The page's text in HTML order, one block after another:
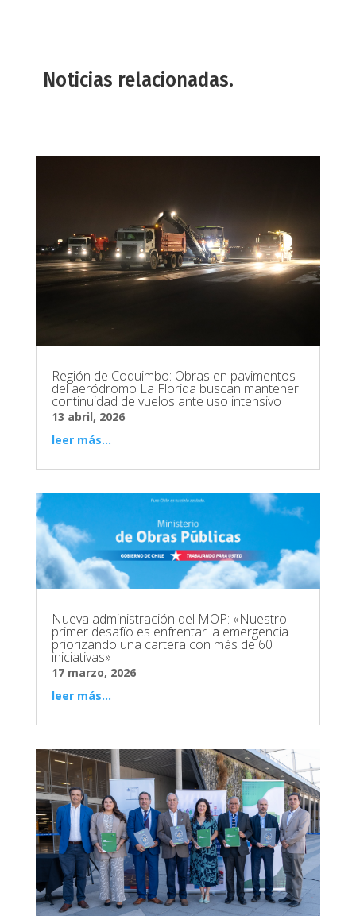
Noticias relacionadas.
Región de Coquimbo: Obras en pavimentos
del aeródromo La Florida buscan mantener
continuidad de vuelos ante uso intensivo
13 abril, 2026
leer más...
Nueva administración del MOP: «Nuestro
primer desafío es enfrentar la emergencia
priorizando una cartera con más de 60
iniciativas»
17 marzo, 2026
leer más...